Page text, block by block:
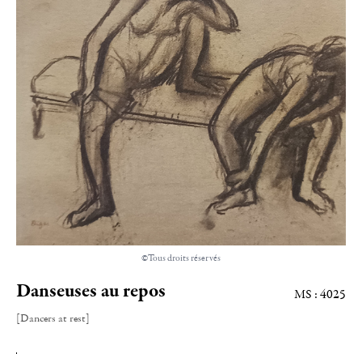
©Tous droits réservés
Danseuses au repos
[Dancers at rest]
MS : 4025